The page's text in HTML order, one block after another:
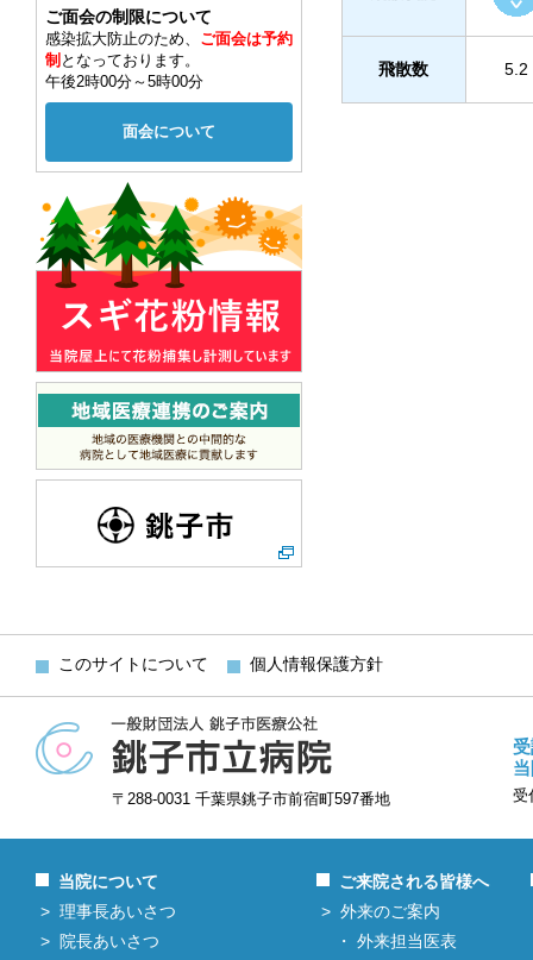
飛散数 5.2
ご面会の制限について
感染拡大防止のため、 ご面会は予約
制 となっております。
午後2時00分～5時00分
面会について
このサイトについて 個人情報保護方針
〒288-0031 千葉県銚子市前宿町597番地 受
当院について
理事長あいさつ
院長あいさつ
ご来院される皆様へ
外来のご案内
外来担当医表